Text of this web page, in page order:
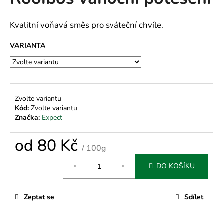
z
5
Kvalitní voňavá směs pro sváteční chvíle.
VARIANTA
Zvolte variantu
Kód: Zvolte variantu
Značka: Expect
od 80 Kč / 100g
DO KOŠÍKU
Zeptat se Sdílet
j
í
t
?
p
o